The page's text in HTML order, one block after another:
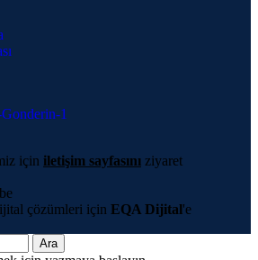
için iletişim sayfasını ziyaret
çözümleri için EQA Dijital'e
Ara